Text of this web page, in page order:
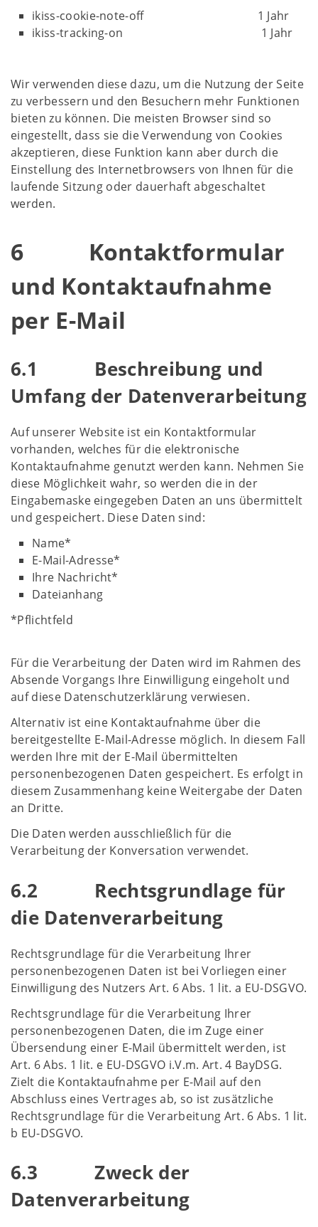
ikiss-cookie-note-off 1 Jahr
ikiss-tracking-on 1 Jahr
Wir verwenden diese dazu, um die Nutzung der Seite
zu verbessern und den Besuchern mehr Funktionen
bieten zu können. Die meisten Browser sind so
eingestellt, dass sie die Verwendung von Cookies
akzeptieren, diese Funktion kann aber durch die
Einstellung des Internetbrowsers von Ihnen für die
laufende Sitzung oder dauerhaft abgeschaltet
werden.
6 Kontaktformular
und Kontaktaufnahme
per E-Mail
6.1 Beschreibung und
Umfang der Datenverarbeitung
Auf unserer Website ist ein Kontaktformular
vorhanden, welches für die elektronische
Kontaktaufnahme genutzt werden kann. Nehmen Sie
diese Möglichkeit wahr, so werden die in der
Eingabemaske eingegeben Daten an uns übermittelt
und gespeichert. Diese Daten sind:
Name*
E-Mail-Adresse*
Ihre Nachricht*
Dateianhang
*Pflichtfeld
Für die Verarbeitung der Daten wird im Rahmen des
Absende Vorgangs Ihre Einwilligung eingeholt und
auf diese Datenschutzerklärung verwiesen.
Alternativ ist eine Kontaktaufnahme über die
bereitgestellte E-Mail-Adresse möglich. In diesem Fall
werden Ihre mit der E-Mail übermittelten
personenbezogenen Daten gespeichert. Es erfolgt in
diesem Zusammenhang keine Weitergabe der Daten
an Dritte.
Die Daten werden ausschließlich für die
Verarbeitung der Konversation verwendet.
6.2 Rechtsgrundlage für
die Datenverarbeitung
Rechtsgrundlage für die Verarbeitung Ihrer
personenbezogenen Daten ist bei Vorliegen einer
Einwilligung des Nutzers Art. 6 Abs. 1 lit. a EU-DSGVO.
Rechtsgrundlage für die Verarbeitung Ihrer
personenbezogenen Daten, die im Zuge einer
Übersendung einer E-Mail übermittelt werden, ist
Art. 6 Abs. 1 lit. e EU-DSGVO i.V.m. Art. 4 BayDSG.
Zielt die Kontaktaufnahme per E-Mail auf den
Abschluss eines Vertrages ab, so ist zusätzliche
Rechtsgrundlage für die Verarbeitung Art. 6 Abs. 1 lit.
b EU-DSGVO.
6.3 Zweck der
Datenverarbeitung